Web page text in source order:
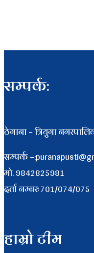
सम्पर्क:
ठेगाना – त्रियुगा
सम्पर्क
माे. 9842825981
दर्ता नम्बरः701/074/075
हाम्रो टीम